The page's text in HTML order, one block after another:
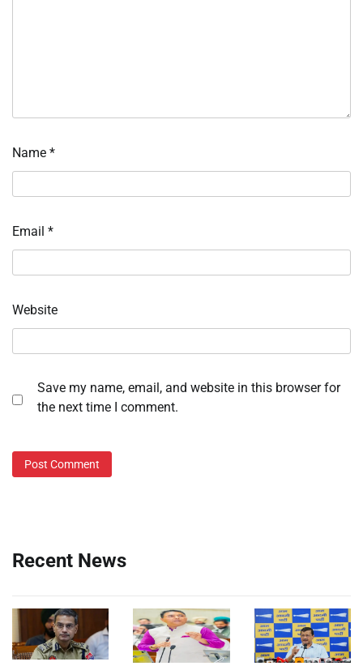
Name *
Email *
Website
Save my name, email, and website in this browser for
the next time I comment.
Recent News